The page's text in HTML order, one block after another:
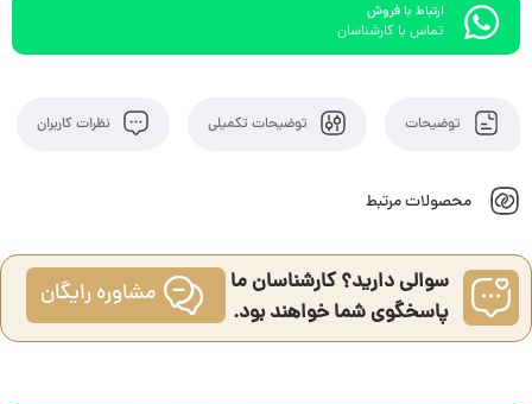
ارتباط با فروش
تماس با کارشناسان
توضیحات توضیحات تکمیلی نظرات کاربران
محصولات مرتبط
سوالی دارید؟ کارشناسان ما
پاسخگوی شما خواهند بود.
مشاوره رایگان